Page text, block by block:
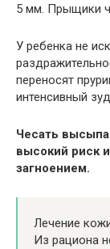
5 мм. Прыщики
У ребенка не
переносят
интенсивный
Чесать
высокий риск
загноением.
Лечение
Из рациона